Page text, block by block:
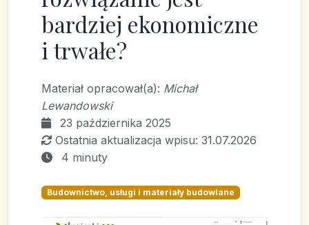
bardziej ekonomiczne
i trwałe?
Materiał opracował(a): Michał
Lewandowski
23 października 2025
Ostatnia aktualizacja wpisu: 31.07.2026
4 minuty
Budownictwo, usługi i materiały budowlane